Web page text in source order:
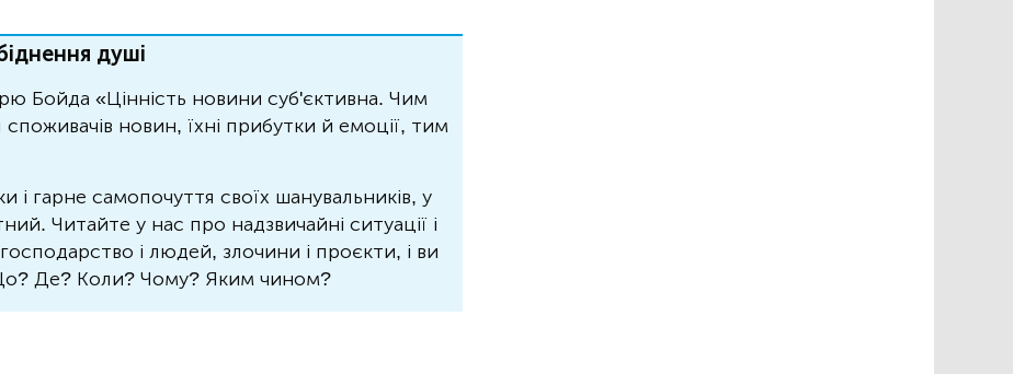
душі
Бойда «Цінність новини суб'єктивна. Чим
новин, їхні прибутки й емоції, тим
гарне самопочуття своїх шанувальників, у
Читайте у нас про надзвичайні ситуації і
господарство і людей, злочини і проєкти, і ви
Де? Коли? Чому? Яким чином?